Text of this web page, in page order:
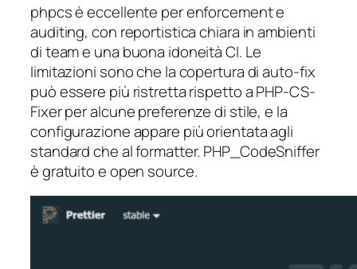
phpcs è eccellente per enforcement e
auditing, con reportistica chiara in ambienti
di team e una buona idoneità CI. Le
limitazioni sono che la copertura di auto-fix
può essere più ristretta rispetto a PHP-CS-
Fixer per alcune preferenze di stile, e la
configurazione appare più orientata agli
standard che al formatter. PHP_CodeSniffer
è gratuito e open source.